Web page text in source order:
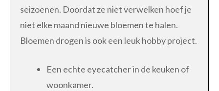
seizoenen. Doordat ze niet verwelken hoef je
niet elke maand nieuwe bloemen te halen.
Bloemen drogen is ook een leuk hobby project.
Een echte eyecatcher in de keuken of
woonkamer.